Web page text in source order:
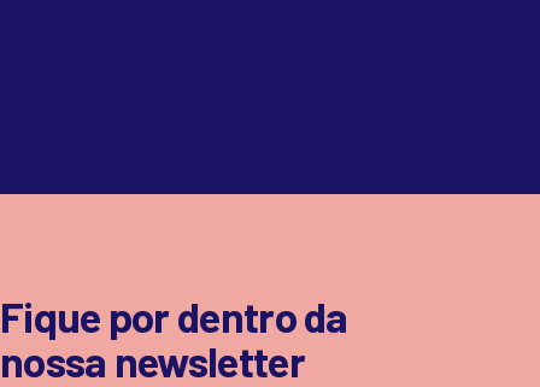
Fique por dentro da
nossa newsletter